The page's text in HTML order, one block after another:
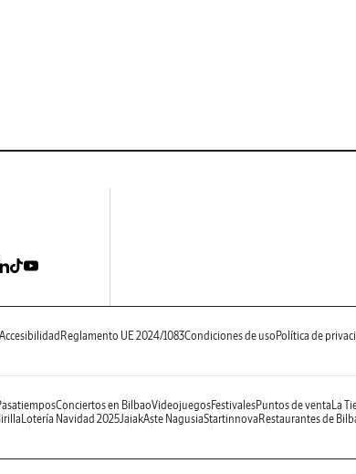
Accesibilidad Reglamento UE 2024/1083Condiciones de uso Política de
Conciertos en BilbaoVideojuegosFestivalesPuntos de venta La
Lotería Navidad 2025JaiakAste NagusiaStartinnova Restaurantes de